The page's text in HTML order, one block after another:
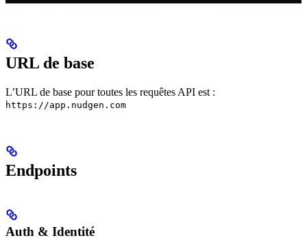
URL de base
L’URL de base pour toutes les requêtes API est :
https://app.nudgen.com
Endpoints
Auth & Identité